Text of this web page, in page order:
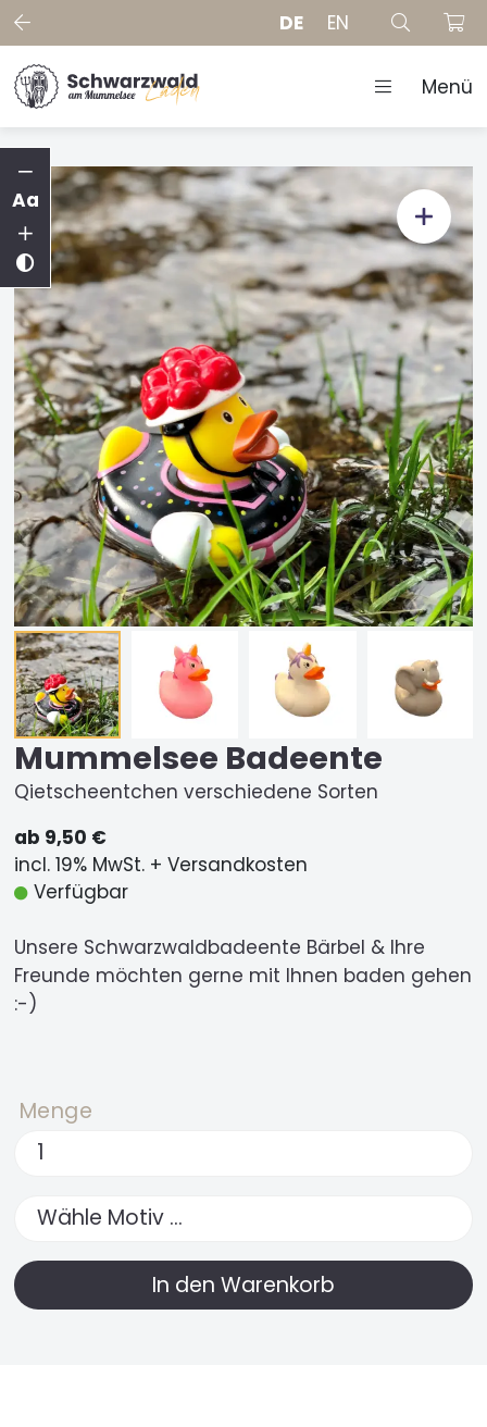
DE EN
Menü
Aa
Mummelsee Badeente
Qietscheentchen verschiedene Sorten
ab 9,50 €
incl. 19% MwSt. + Versandkosten
Verfügbar
Unsere Schwarzwaldbadeente Bärbel & Ihre
Freunde möchten gerne mit Ihnen baden gehen
:-)
Menge